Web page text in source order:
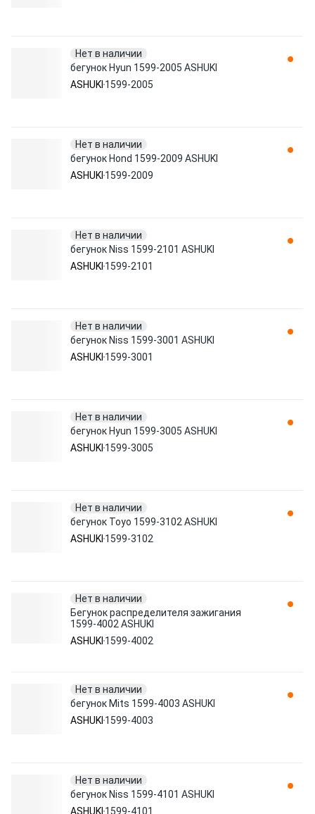
Нет в наличии
бегунок Hyun 1599-2005 ASHUKI
ASHUKI 1599-2005
Нет в наличии
бегунок Hond 1599-2009 ASHUKI
ASHUKI 1599-2009
Нет в наличии
бегунок Niss 1599-2101 ASHUKI
ASHUKI 1599-2101
Нет в наличии
бегунок Niss 1599-3001 ASHUKI
ASHUKI 1599-3001
Нет в наличии
бегунок Hyun 1599-3005 ASHUKI
ASHUKI 1599-3005
Нет в наличии
бегунок Toyo 1599-3102 ASHUKI
ASHUKI 1599-3102
Нет в наличии
Бегунок распределителя зажигания
1599-4002 ASHUKI
ASHUKI 1599-4002
Нет в наличии
бегунок Mits 1599-4003 ASHUKI
ASHUKI 1599-4003
Нет в наличии
бегунок Niss 1599-4101 ASHUKI
ASHUKI 1599-4101